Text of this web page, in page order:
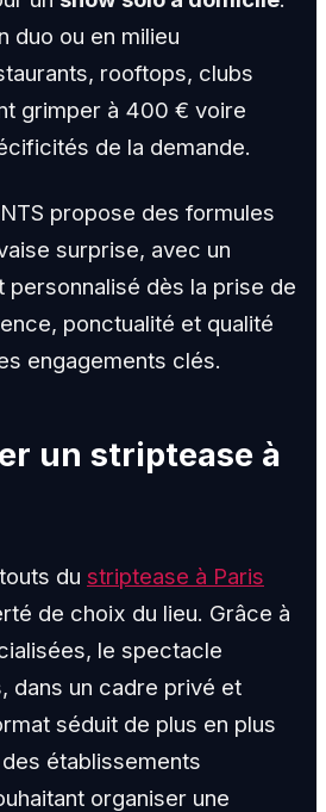
duo ou en milieu
rooftops, clubs
grimper à 400 € voire
de la demande.
propose des formules
surprise, avec un
personnalisé dès la prise de
ponctualité et qualité
engagements clés.
un striptease à
du striptease à Paris
de choix du lieu. Grâce à
le spectacle
dans un cadre privé et
séduit de plus en plus
établissements
organiser une